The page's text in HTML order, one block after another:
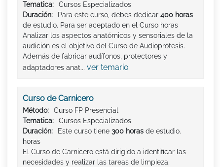
Tematica:
Cursos Especializados
Duración:
Para este curso, debes dedicar 400 horas
de estudio. Para ser aceptado en el Curso horas
Analizar los aspectos anatómicos y sensoriales de la
audición es el objetivo del Curso de Audioprótesis.
Además de fabricar audífonos, protectores y
adaptadores anat... ver temario
Curso de Carnicero
Método:
Curso FP Presencial
Tematica:
Cursos Especializados
Duración:
Este curso tiene 300 horas de estudio.
horas
El Curso de Carnicero está dirigido a identificar las
necesidades y realizar las tareas de limpieza,